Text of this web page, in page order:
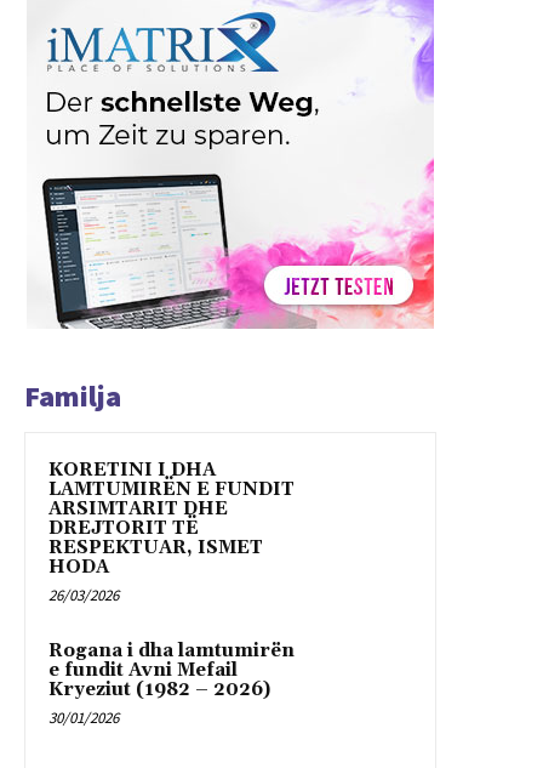
Familja
KORETINI I DHA
LAMTUMIRËN E FUNDIT
ARSIMTARIT DHE
DREJTORIT TË
RESPEKTUAR, ISMET
HODA
26/03/2026
Rogana i dha lamtumirën
e fundit Avni Mefail
Kryeziut (1982 – 2026)
30/01/2026